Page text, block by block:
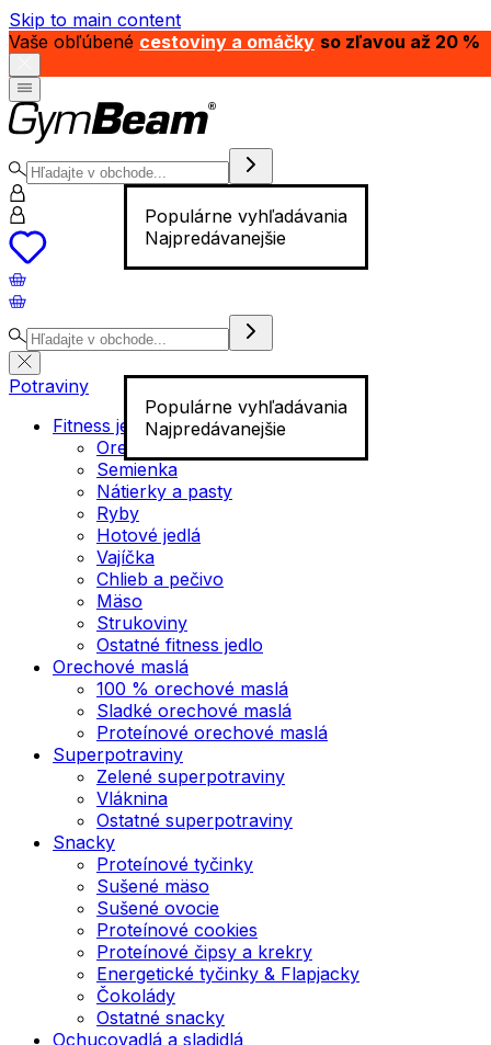
Skip to main content
Vaše obľúbené cestoviny a omáčky so zľavou až 20 %
Populárne vyhľadávania
Najpredávanejšie
Populárne vyhľadávania
Najpredávanejšie
Potraviny
Fitness jedlo
Orechy
Semienka
Nátierky a pasty
Ryby
Hotové jedlá
Vajíčka
Chlieb a pečivo
Mäso
Strukoviny
Ostatné fitness jedlo
Orechové maslá
100 % orechové maslá
Sladké orechové maslá
Proteínové orechové maslá
Superpotraviny
Zelené superpotraviny
Vláknina
Ostatné superpotraviny
Snacky
Proteínové tyčinky
Sušené mäso
Sušené ovocie
Proteínové cookies
Proteínové čipsy a krekry
Energetické tyčinky & Flapjacky
Čokolády
Ostatné snacky
Ochucovadlá a sladidlá